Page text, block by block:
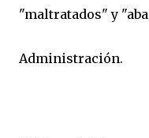
"maltratados" y
Administración.